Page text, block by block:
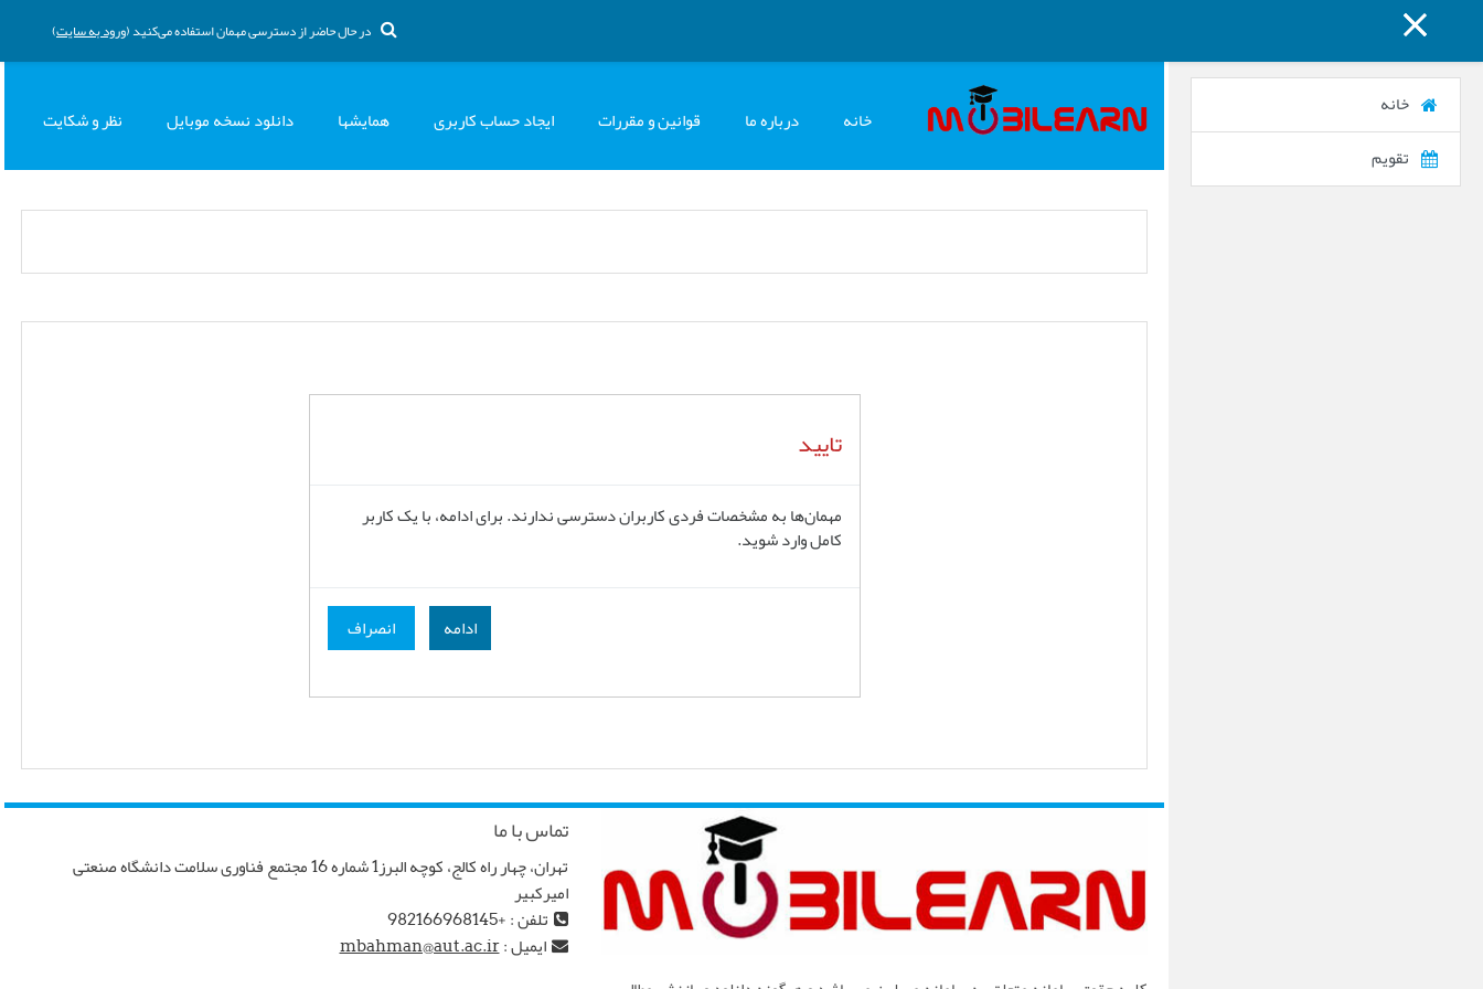
پنل کناری در حال حاضر از دسترسی مهمان استفاده می‌کنید (ورود به سایت)
خانه درباره ما قوانین و مقررات ایجاد حساب کاربری همایشها دانلود نسخه موبایل نظر و شکایت
تایید
مهمان‌ها به مشخصات فردی کاربران دسترسی ندارند. برای ادامه، با یک کاربر
کامل وارد شوید.
ادامه انصراف
خانه
تقویم
تماس با ما
تهران، چهار راه کالج، کوچه البرز1 شماره 16 مجتمع فناوری سلامت دانشگاه صنعتی
امیرکبیر
تلفن : +982166968145
ایمیل :mbahman@aut.ac.ir